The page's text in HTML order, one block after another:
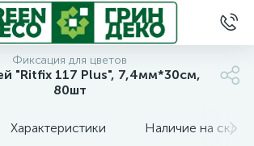
Фиксация для цветов
"Ritfix 117 Plus", 7,4мм*30см,
80шт
Характеристики Наличие на